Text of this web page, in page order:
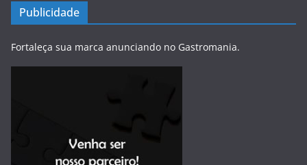
Publicidade
Fortaleça sua marca anunciando no Gastromania.